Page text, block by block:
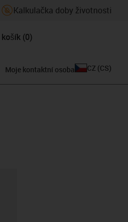
Kalkulačka doby životnosti
(0)
Moje kontaktní osoba CZ (CS)